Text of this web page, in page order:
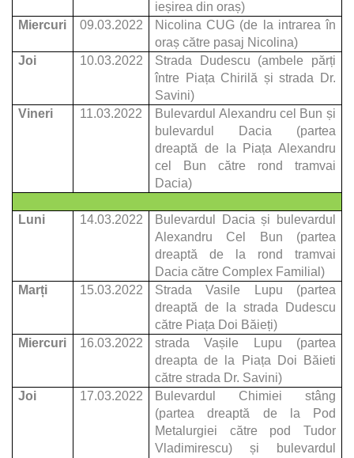
ieșirea din oraș)
Miercuri
09.03.2022
Nicolina CUG (de la intrarea în
oraș către pasaj Nicolina)
Joi
10.03.2022
Strada Dudescu (ambele părți
între Piața Chirilă și strada Dr.
Savini)
Vineri
11.03.2022
Bulevardul Alexandru cel Bun și
bulevardul Dacia (partea
dreaptă de la Piața Alexandru
cel Bun către rond tramvai
Dacia)
Luni 14.03.2022
Bulevardul Dacia și bulevardul
Alexandru Cel Bun (partea
dreaptă de la rond tramvai
Dacia către Complex Familial)
Marți
15.03.2022
Strada Vasile Lupu (partea
dreaptă de la strada Dudescu
către Piața Doi Băieți)
Miercuri
16.03.2022
strada Vașile Lupu (partea
dreapta de la Piața Doi Băieti
către strada Dr. Savini)
Joi
17.03.2022
Bulevardul Chimiei stâng
(partea dreaptă de la Pod
Metalurgiei către pod Tudor
Vladimirescu) și bulevardul